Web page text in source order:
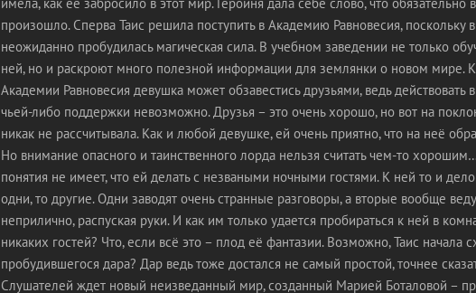
произошло. Сперва Таис решила поступить в Академию Равновесия, поскольку
неожиданно пробудилась магическая сила. В учебном заведении не только
ней, но и раскроют много полезной информации для землянки о новом мире.
Академии Равновесия девушка может обзавестись друзьями, ведь действовать
чьей-либо поддержки невозможно. Друзья – это очень хорошо, но вот на
никак не рассчитывала. Как и любой девушке, ей очень приятно, что на неё
Но внимание опасного и таинственного лорда нельзя считать чем-то
понятия не имеет, что ей делать с незваными ночными гостями. К ней то и
одни, то другие. Одни заводят очень странные разговоры, а вторые вообще
неприлично, распуская руки. И как им только удается пробираться к ней в
никаких гостей? Что, если всё это – плод её фантазии. Возможно, Таис начала
пробудившегося дара? Дар ведь тоже достался не самый простой, точнее
Слушателей ждет новый неизведанный мир, созданный Марией Боталовой –